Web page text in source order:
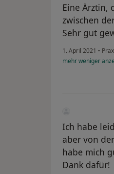
Eine Ärztin,
zwischen
Sehr gut
1. April 2021 •
mehrweniger
Ich habe
aber von
habe mich
Dank dafür!